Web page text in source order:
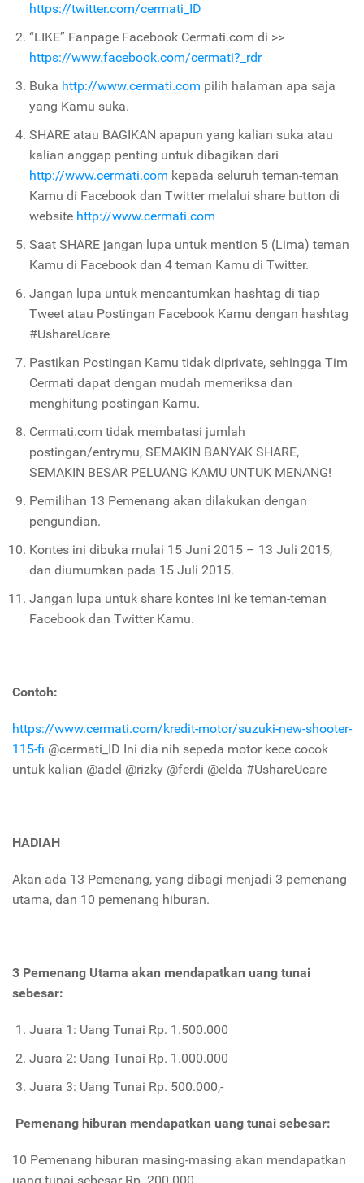
https://twitter.com/cermati_ID
“LIKE” Fanpage Facebook Cermati.com di >>
https://www.facebook.com/cermati?_rdr
Buka http://www.cermati.com pilih halaman apa saja
yang Kamu suka.
SHARE atau BAGIKAN apapun yang kalian suka atau
kalian anggap penting untuk dibagikan dari
http://www.cermati.com kepada seluruh teman-teman
Kamu di Facebook dan Twitter melalui share button di
website http://www.cermati.com
Saat SHARE jangan lupa untuk mention 5 (Lima) teman
Kamu di Facebook dan 4 teman Kamu di Twitter.
Jangan lupa untuk mencantumkan hashtag di tiap
Tweet atau Postingan Facebook Kamu dengan hashtag
#UshareUcare
Pastikan Postingan Kamu tidak diprivate, sehingga Tim
Cermati dapat dengan mudah memeriksa dan
menghitung postingan Kamu.
Cermati.com tidak membatasi jumlah
postingan/entrymu, SEMAKIN BANYAK SHARE,
SEMAKIN BESAR PELUANG KAMU UNTUK MENANG!
Pemilihan 13 Pemenang akan dilakukan dengan
pengundian.
Kontes ini dibuka mulai 15 Juni 2015 – 13 Juli 2015,
dan diumumkan pada 15 Juli 2015.
Jangan lupa untuk share kontes ini ke teman-teman
Facebook dan Twitter Kamu.
Contoh:
https://www.cermati.com/kredit-motor/suzuki-new-shooter-
115-fi @cermati_ID Ini dia nih sepeda motor kece cocok
untuk kalian @adel @rizky @ferdi @elda #UshareUcare
HADIAH
Akan ada 13 Pemenang, yang dibagi menjadi 3 pemenang
utama, dan 10 pemenang hiburan.
3 Pemenang Utama akan mendapatkan uang tunai
sebesar:
Juara 1: Uang Tunai Rp. 1.500.000
Juara 2: Uang Tunai Rp. 1.000.000
Juara 3: Uang Tunai Rp. 500.000,-
Pemenang hiburan mendapatkan uang tunai sebesar:
10 Pemenang hiburan masing-masing akan mendapatkan